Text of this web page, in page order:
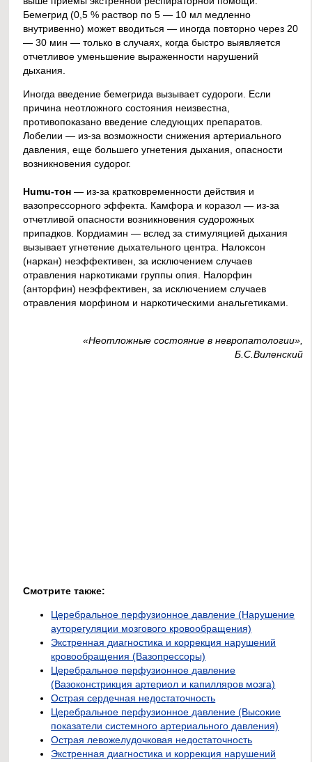
Бемегрид (0,5 % раствор по 5 — 10 мл медленно
внутривенно) может вводиться — иногда повторно через 20
— 30 мин — только в случаях, когда быстро выявляется
отчетливое уменьшение выраженности нарушений
дыхания.
Иногда введение бемегрида вызывает судороги. Если
причина неотложного состояния неизвестна,
противопоказано введение следующих препаратов.
Лобелии — из-за возможности снижения артериального
давления, еще большего угнетения дыхания, опасности
возникновения судорог.
Humu-тон — из-за кратковременности действия и
вазопрессорного эффекта. Камфора и коразол — из-за
отчетливой опасности возникновения судорожных
припадков. Кордиамин — вслед за стимуляцией дыхания
вызывает угнетение дыхательного центра. Налоксон
(наркан) неэффективен, за исключением случаев
отравления наркотиками группы опия. Налорфин
(анторфин) неэффективен, за исключением случаев
отравления морфином и наркотическими анальгетиками.
«Неотложные состояние в невропатологии»,
Б.С.Виленский
Смотрите также:
Церебральное перфузионное давление (Нарушение
ауторегуляции мозгового кровообращения)
Экстренная диагностика и коррекция нарушений
кровообращения (Вазопрессоры)
Церебральное перфузионное давление
(Вазоконстрикция артериол и капилляров мозга)
Острая сердечная недостаточность
Церебральное перфузионное давление (Высокие
показатели системного артериального давления)
Острая левожелудочковая недостаточность
Экстренная диагностика и коррекция нарушений